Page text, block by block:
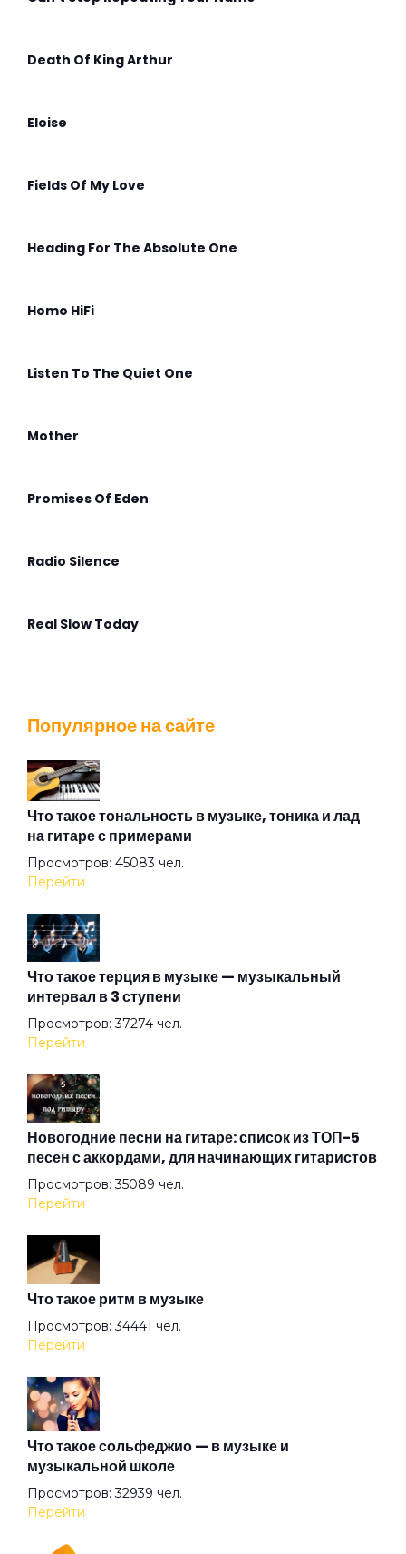
Death Of King Arthur
Eloise
Fields Of My Love
Heading For The Absolute One
Homo HiFi
Listen To The Quiet One
Mother
Promises Of Eden
Radio Silence
Real Slow Today
The Angel Calling
The Postcard
The Time
The Wind
Up In Smoke
Winter
XXII-й век
Акуна матата
Альтернатива
Ангел всенародного похмелья
Популярное на сайте
Что такое тональность в музыке, тоника и лад
на гитаре с примерами
Просмотров: 45083 чел.
Перейти
Что такое терция в музыке — музыкальный
интервал в 3 ступени
Просмотров: 37274 чел.
Перейти
Новогодние песни на гитаре: список из ТОП-5
песен с аккордами, для начинающих гитаристов
Просмотров: 35089 чел.
Перейти
Что такое ритм в музыке
Просмотров: 34441 чел.
Перейти
Что такое сольфеджио — в музыке и
музыкальной школе
Просмотров: 32939 чел.
Перейти